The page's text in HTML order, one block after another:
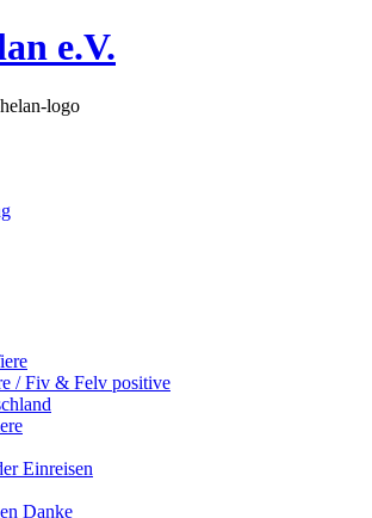
e.V.
/ Fiv & Felv positive
Einreisen
Danke